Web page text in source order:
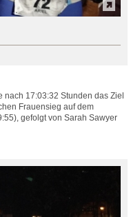
17:03:32 Stunden das Ziel
Frauensieg auf dem
gefolgt von Sarah Sawyer